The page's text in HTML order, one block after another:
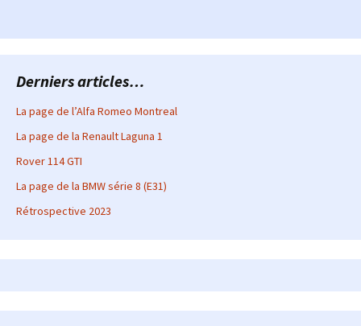
Derniers articles…
La page de l’Alfa Romeo Montreal
La page de la Renault Laguna 1
Rover 114 GTI
La page de la BMW série 8 (E31)
Rétrospective 2023